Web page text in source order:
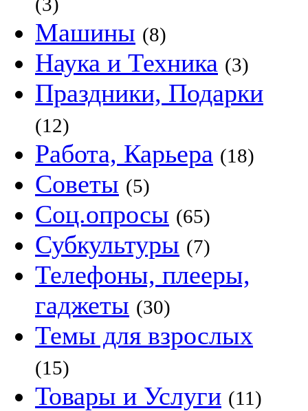
Машины (8)
Наука и Техника (3)
Праздники, Подарки
(12)
Работа, Карьера (18)
Советы (5)
Соц.опросы (65)
Субкультуры (7)
Телефоны, плееры,
гаджеты (30)
Темы для взрослых
(15)
Товары и Услуги (11)